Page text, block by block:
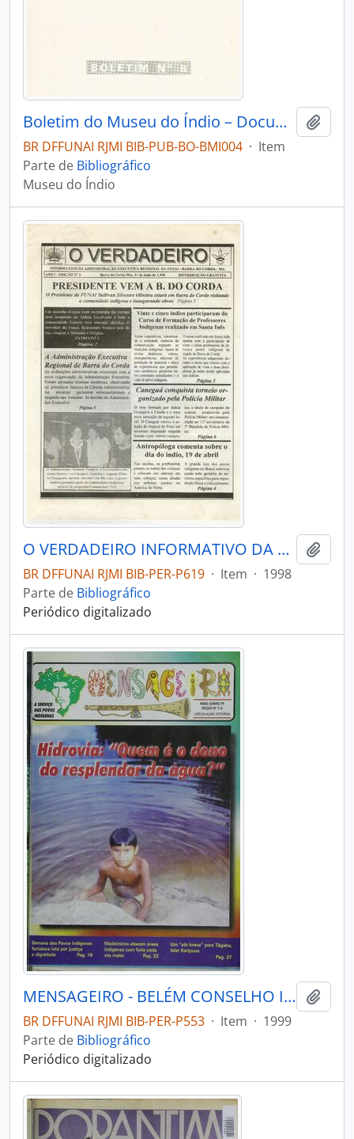
Boletim do Museu do Índio – Documentação – Nº 8
BR DFFUNAI RJMI BIB-PUB-BO-BMI004 · Item
Parte de Bibliográfico
Museu do Índio
O VERDADEIRO INFORMATIVO DA ADMIN - EXECUTIVA REGIONAL DA FUNAI - SÃO LUIS MA - 1998 - Nº02
BR DFFUNAI RJMI BIB-PER-P619 · Item · 1998
Parte de Bibliográfico
Periódico digitalizado
MENSAGEIRO - BELÉM CONSELHO INDIGENISTA MISSIONÁRIO - 1999 - Nº116
BR DFFUNAI RJMI BIB-PER-P553 · Item · 1999
Parte de Bibliográfico
Periódico digitalizado